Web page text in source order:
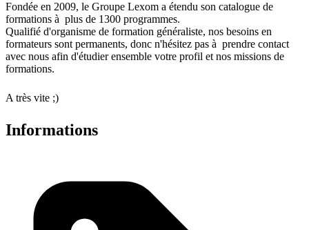
Fondée en 2009, le Groupe Lexom a étendu son catalogue de
formations à plus de 1300 programmes.
Qualifié d'organisme de formation généraliste, nos besoins en
formateurs sont permanents, donc n'hésitez pas à prendre contact
avec nous afin d'étudier ensemble votre profil et nos missions de
formations.
A très vite ;)
Informations